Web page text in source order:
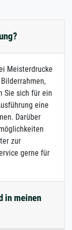
Meisterdrucke
Sie sich für ein
eine
Darüber
zur
gerne für
in meinen